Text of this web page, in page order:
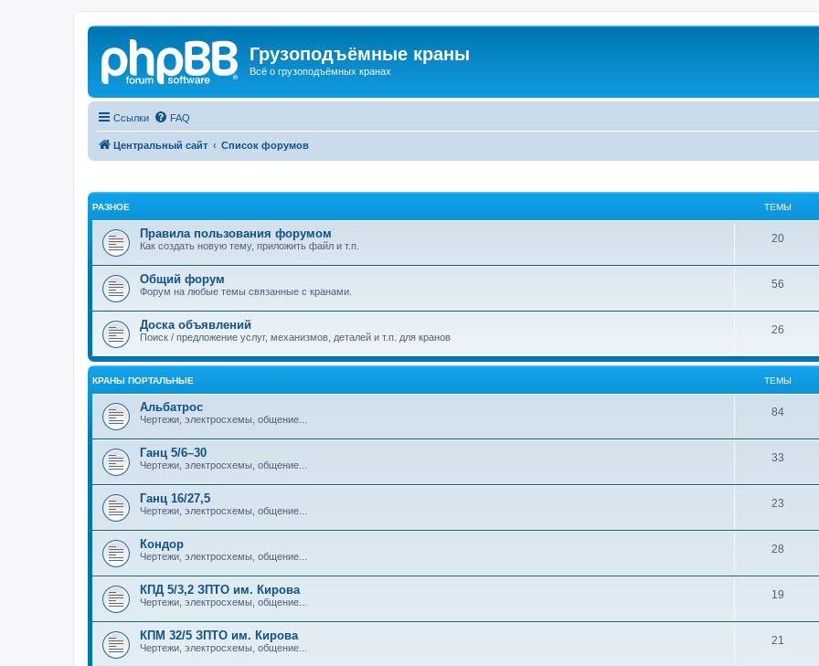
Грузоподъёмные краны
Всё о грузоподъёмных кранах
Ссылки FAQ
Центральный сайт Список форумов
РАЗНОЕ ТЕМЫ
Правила пользования форумом
Как создать новую тему, приложить файл и т.п.
20
Общий форум
Форум на любые темы связанные с кранами.
56
Доска объявлений
Поиск / предложение услуг, механизмов, деталей и т.п. для кранов
26
КРАНЫ ПОРТАЛЬНЫЕ ТЕМЫ
Альбатрос
Чертежи, электросхемы, общение...
84
Ганц 5/6–30
Чертежи, электросхемы, общение...
33
Ганц 16/27,5
Чертежи, электросхемы, общение...
23
Кондор
Чертежи, электросхемы, общение...
28
КПД 5/3,2 ЗПТО им. Кирова
Чертежи, электросхемы, общение...
19
КПМ 32/5 ЗПТО им. Кирова
Чертежи, электросхемы, общение...
21